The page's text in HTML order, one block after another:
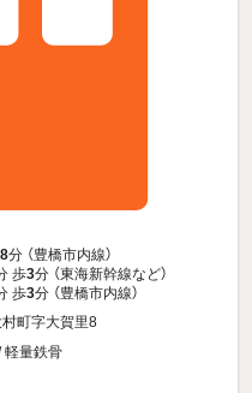
分 （豊橋市内線）
歩3分 （東海新幹線など）
歩3分 （豊橋市内線）
町字大賀里8
軽量鉄骨